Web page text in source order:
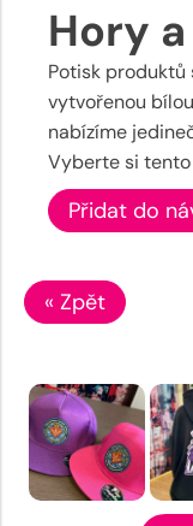
Hory
Potisk produktů
vytvořenou
nabízíme
Vyberte si
Přidat do
« Zpět